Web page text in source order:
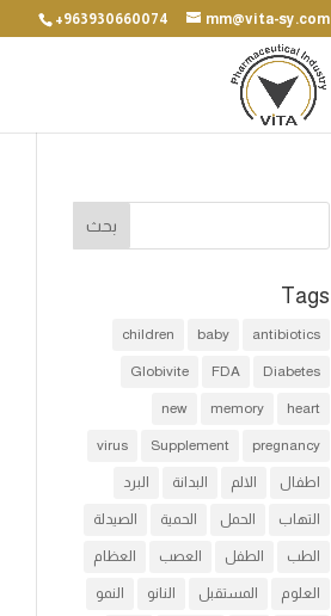
+963930660074 mm@vita-sy.com
Tags
antibiotics
baby
children
Diabetes
FDA
Globivite
heart
memory
new
pregnancy
Supplement
virus
اطفال الالم البدانة البرد
التهاب الحمل الحمية الصيدلة
الطب الطفل العصب العظام
العلوم المستقبل النانو النمو